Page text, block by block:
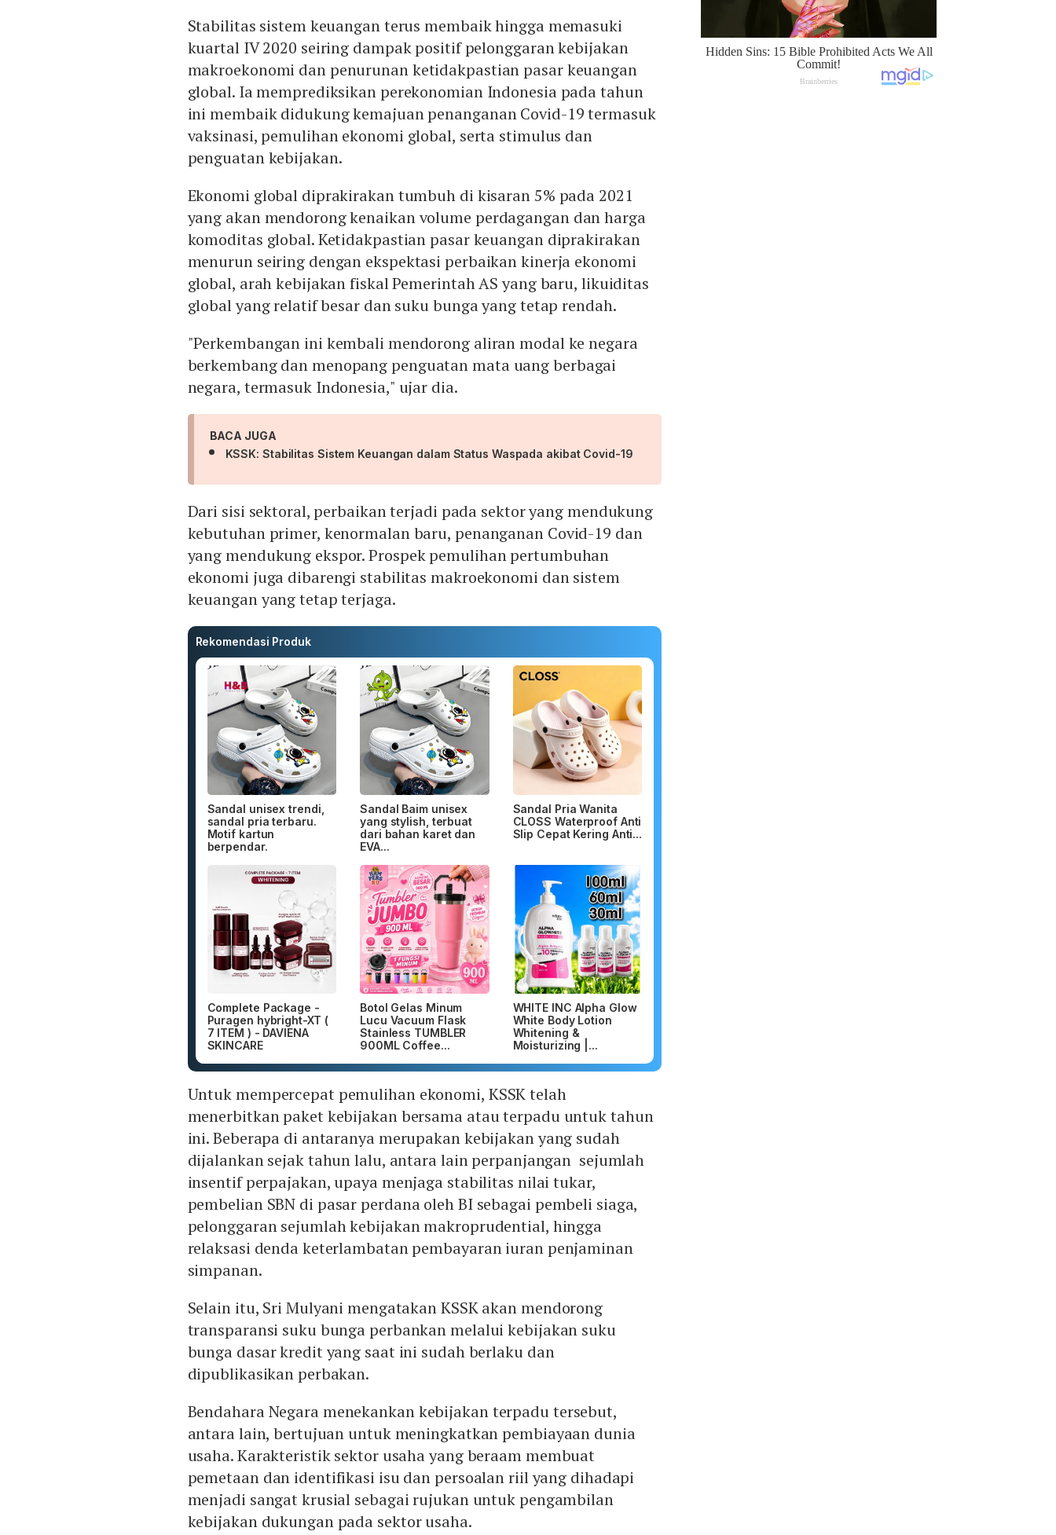
Stabilitas sistem keuangan terus membaik hingga memasuki
kuartal IV 2020 seiring dampak positif pelonggaran kebijakan
makroekonomi dan penurunan ketidakpastian pasar keuangan
global. Ia memprediksikan perekonomian Indonesia pada tahun
ini membaik didukung kemajuan penanganan Covid-19 termasuk
vaksinasi, pemulihan ekonomi global, serta stimulus dan
penguatan kebijakan.
Ekonomi global diprakirakan tumbuh di kisaran 5% pada 2021
yang akan mendorong kenaikan volume perdagangan dan harga
komoditas global. Ketidakpastian pasar keuangan diprakirakan
menurun seiring dengan ekspektasi perbaikan kinerja ekonomi
global, arah kebijakan fiskal Pemerintah AS yang baru, likuiditas
global yang relatif besar dan suku bunga yang tetap rendah.
"Perkembangan ini kembali mendorong aliran modal ke negara
berkembang dan menopang penguatan mata uang berbagai
negara, termasuk Indonesia," ujar dia.
BACA JUGA
KSSK: Stabilitas Sistem Keuangan dalam Status Waspada akibat Covid-19
Dari sisi sektoral, perbaikan terjadi pada sektor yang mendukung
kebutuhan primer, kenormalan baru, penanganan Covid-19 dan
yang mendukung ekspor. Prospek pemulihan pertumbuhan
ekonomi juga dibarengi stabilitas makroekonomi dan sistem
keuangan yang tetap terjaga.
Rekomendasi Produk
Sandal unisex trendi,
sandal pria terbaru.
Motif kartun
berpendar.
Sandal Baim unisex
yang stylish, terbuat
dari bahan karet dan
EVA...
Sandal Pria Wanita
CLOSS Waterproof Anti
Slip Cepat Kering Anti...
Complete Package -
Puragen hybright-XT (
7 ITEM ) - DAVIENA
SKINCARE
Botol Gelas Minum
Lucu Vacuum Flask
Stainless TUMBLER
900ML Coffee...
WHITE INC Alpha Glow
White Body Lotion
Whitening &
Moisturizing |...
Untuk mempercepat pemulihan ekonomi, KSSK telah
menerbitkan paket kebijakan bersama atau terpadu untuk tahun
ini. Beberapa di antaranya merupakan kebijakan yang sudah
dijalankan sejak tahun lalu, antara lain perpanjangan sejumlah
insentif perpajakan, upaya menjaga stabilitas nilai tukar,
pembelian SBN di pasar perdana oleh BI sebagai pembeli siaga,
pelonggaran sejumlah kebijakan makroprudential, hingga
relaksasi denda keterlambatan pembayaran iuran penjaminan
simpanan.
Selain itu, Sri Mulyani mengatakan KSSK akan mendorong
transparansi suku bunga perbankan melalui kebijakan suku
bunga dasar kredit yang saat ini sudah berlaku dan
dipublikasikan perbakan.
Bendahara Negara menekankan kebijakan terpadu tersebut,
antara lain, bertujuan untuk meningkatkan pembiayaan dunia
usaha. Karakteristik sektor usaha yang beraam membuat
pemetaan dan identifikasi isu dan persoalan riil yang dihadapi
menjadi sangat krusial sebagai rujukan untuk pengambilan
kebijakan dukungan pada sektor usaha.